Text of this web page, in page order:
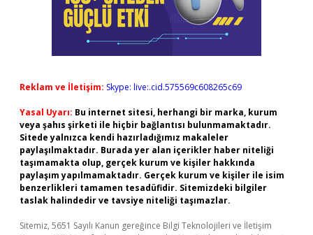
Reklam ve İletişim: Skype: live:.cid.575569c608265c69
Yasal Uyarı: Bu internet sitesi, herhangi bir marka, kurum
veya şahıs şirketi ile hiçbir bağlantısı bulunmamaktadır.
Sitede yalnızca kendi hazırladığımız makaleler
paylaşılmaktadır. Burada yer alan içerikler haber niteliği
taşımamakta olup, gerçek kurum ve kişiler hakkında
paylaşım yapılmamaktadır. Gerçek kurum ve kişiler ile isim
benzerlikleri tamamen tesadüfidir. Sitemizdeki bilgiler
taslak halindedir ve tavsiye niteliği taşımazlar.
Sitemiz, 5651 Sayılı Kanun gereğince Bilgi Teknolojileri ve İletişim